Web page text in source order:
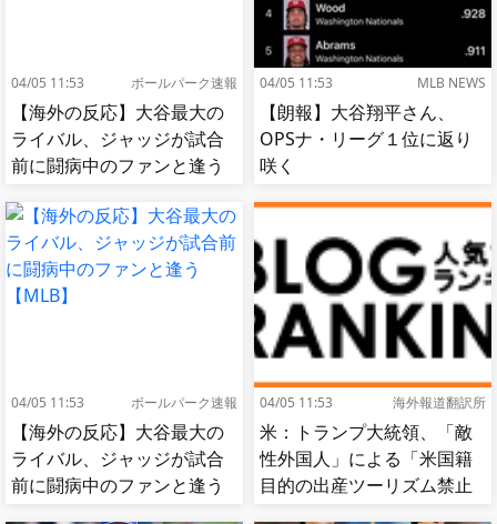
04/05 11:53 ボールパーク速報
【海外の反応】大谷最大の
ライバル、ジャッジが試合
前に闘病中のファンと逢う
04/05 11:53 MLB NEWS
【朗報】大谷翔平さん、
OPSナ・リーグ１位に返り
咲く
04/05 11:53 ボールパーク速報
【海外の反応】大谷最大の
ライバル、ジャッジが試合
前に闘病中のファンと逢う
04/05 11:53 海外報道翻訳所
米：トランプ大統領、「敵
性外国人」による「米国籍
目的の出産ツーリズム禁止